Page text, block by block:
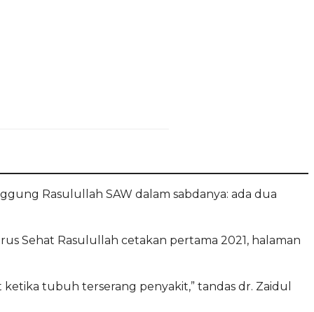
Rasulullah SAW dalam sabdanya: ada dua
Sehat Rasulullah cetakan pertama 2021, halaman
tubuh terserang penyakit,” tandas dr. Zaidul